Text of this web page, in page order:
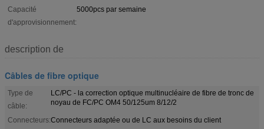
Capacité
d'approvisionnement:
5000pcs par semaine
description de
Câbles de fibre optique
Type de
câble:
LC/PC - la correction optique multinucléaire de fibre de tronc de
noyau de FC/PC OM4 50/125um 8/12/2
Connecteurs:Connecteurs adaptée ou de LC aux besoins du client